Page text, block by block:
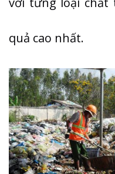
quả cao nhất.